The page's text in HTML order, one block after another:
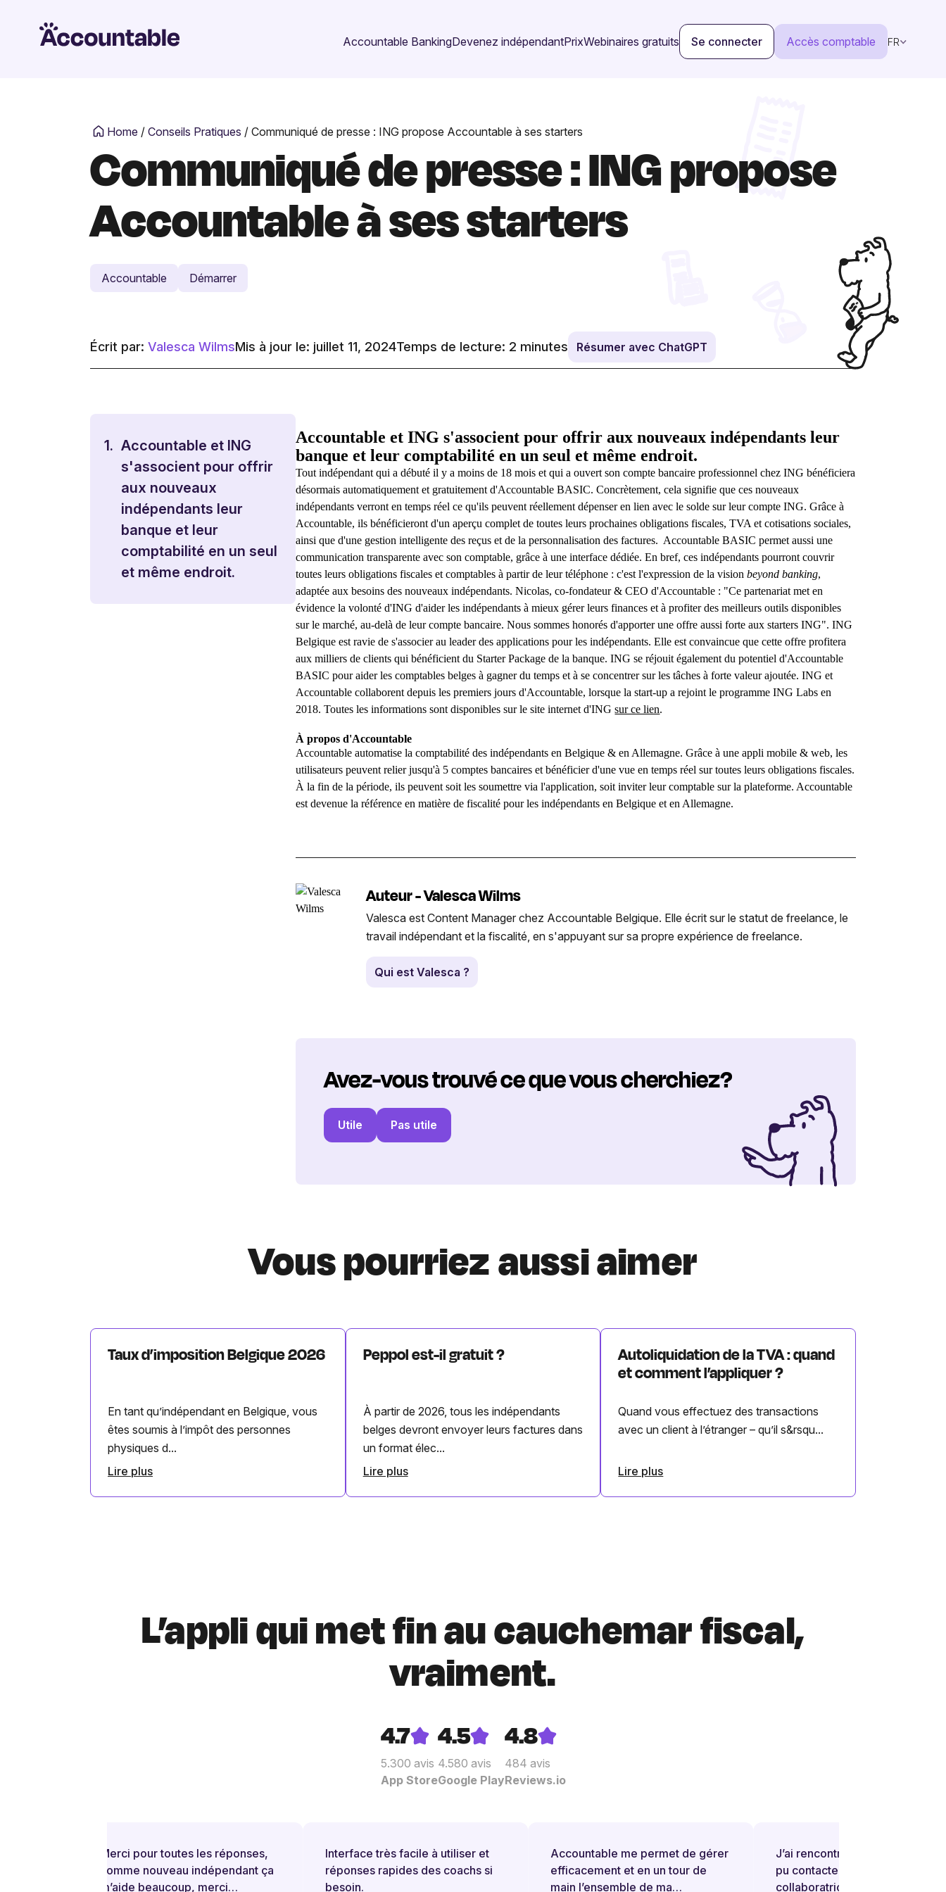
Accountable BankingDevenez indépendantPrixWebinaires gratuits Se connecter Accès comptable FR
Home / Conseils Pratiques / Communiqué de presse : ING propose Accountable à ses starters
Communiqué de presse : ING propose
Accountable à ses starters
Accountable Démarrer
Écrit par: Valesca WilmsMis à jour le: juillet 11, 2024Temps de lecture: 2 minutes Résumer avec ChatGPT
1. Accountable et ING
s'associent pour offrir
aux nouveaux
indépendants leur
banque et leur
comptabilité en un seul
et même endroit.
Accountable et ING s'associent pour offrir aux nouveaux indépendants leur
banque et leur comptabilité en un seul et même endroit.
Tout indépendant qui a débuté il y a moins de 18 mois et qui a ouvert son compte bancaire professionnel chez ING bénéficiera
désormais automatiquement et gratuitement d'Accountable BASIC. Concrètement, cela signifie que ces nouveaux
indépendants verront en temps réel ce qu'ils peuvent réellement dépenser en lien avec le solde sur leur compte ING. Grâce à
Accountable, ils bénéficieront d'un aperçu complet de toutes leurs prochaines obligations fiscales, TVA et cotisations sociales,
ainsi que d'une gestion intelligente des reçus et de la personnalisation des factures. Accountable BASIC permet aussi une
communication transparente avec son comptable, grâce à une interface dédiée. En bref, ces indépendants pourront couvrir
toutes leurs obligations fiscales et comptables à partir de leur téléphone : c'est l'expression de la visionbeyond banking,
adaptée aux besoins des nouveaux indépendants. Nicolas, co-fondateur & CEO d'Accountable : "Ce partenariat met en
évidence la volonté d'ING d'aider les indépendants à mieux gérer leurs finances et à profiter des meilleurs outils disponibles
sur le marché, au-delà de leur compte bancaire. Nous sommes honorés d'apporter une offre aussi forte aux starters ING". ING
Belgique est ravie de s'associer au leader des applications pour les indépendants. Elle est convaincue que cette offre profitera
aux milliers de clients qui bénéficient du Starter Package de la banque. ING se réjouit également du potentiel d'Accountable
BASIC pour aider les comptables belges à gagner du temps et à se concentrer sur les tâches à forte valeur ajoutée. ING et
Accountable collaborent depuis les premiers jours d'Accountable, lorsque la start-up a rejoint le programme ING Labs en
2018. Toutes les informations sont disponibles sur le site internet d'INGsur ce lien.
À propos d'Accountable
Accountable automatise la comptabilité des indépendants en Belgique & en Allemagne. Grâce à une appli mobile & web, les
utilisateurs peuvent relier jusqu'à 5 comptes bancaires et bénéficier d'une vue en temps réel sur toutes leurs obligations fiscales.
À la fin de la période, ils peuvent soit les soumettre via l'application, soit inviter leur comptable sur la plateforme. Accountable
est devenue la référence en matière de fiscalité pour les indépendants en Belgique et en Allemagne.
Auteur - Valesca Wilms
Valesca est Content Manager chez Accountable Belgique. Elle écrit sur le statut de freelance, le
travail indépendant et la fiscalité, en s'appuyant sur sa propre expérience de freelance.
Qui est Valesca ?
Avez-vous trouvé ce que vous cherchiez?
Utile Pas utile
Vous pourriez aussi aimer
Taux d’imposition Belgique 2026
En tant qu’indépendant en Belgique, vous
êtes soumis à l’impôt des personnes
physiques d...
Lire plus
Peppol est-il gratuit ?
À partir de 2026, tous les indépendants
belges devront envoyer leurs factures dans
un format élec...
Lire plus
Autoliquidation de la TVA : quand
et comment l’appliquer ?
Quand vous effectuez des transactions
avec un client à l’étranger – qu’il s&rsqu...
Lire plus
L’appli qui met fin au cauchemar fiscal,
vraiment.
4.7
5.300 avis
App Store
4.5
4.580 avis
Google Play
4.8
484 avis
Reviews.io
Merci pour toutes les réponses,
comme nouveau indépendant ça
m’aide beaucoup, merci
Interface très facile à utiliser et
réponses rapides des coachs si
besoin.
Accountable me permet de gérer
efficacement et en un tour de
main l’ensemble de ma
J’ai rencontré une difficulté et j’ai
pu contacter rapidement une
collaboratrice (Sihame) qui a